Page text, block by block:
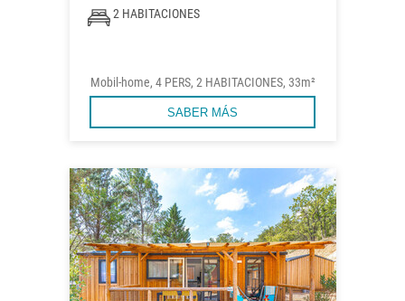
2 HABITACIONES
Mobil-home, 4 PERS, 2 HABITACIONES, 33m²
SABER MÁS